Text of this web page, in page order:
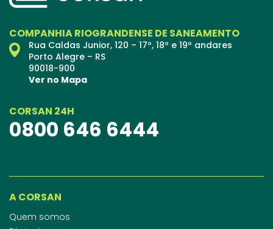
COMPANHIA RIOGRANDENSE DE SANEAMENTO
Rua Caldas Junior, 120 – 17º, 18º e 19º andares
Porto Alegre – RS
90018-900
Ver no Mapa
CORSAN 24H
0800 646 6444
A CORSAN
Quem somos